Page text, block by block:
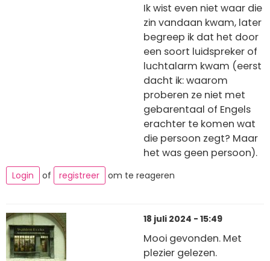
Ik wist even niet waar die
zin vandaan kwam, later
begreep ik dat het door
een soort luidspreker of
luchtalarm kwam (eerst
dacht ik: waarom
proberen ze niet met
gebarentaal of Engels
erachter te komen wat
die persoon zegt? Maar
het was geen persoon).
Login of registreer om te reageren
18 juli 2024 - 15:49
Mooi gevonden. Met
plezier gelezen.